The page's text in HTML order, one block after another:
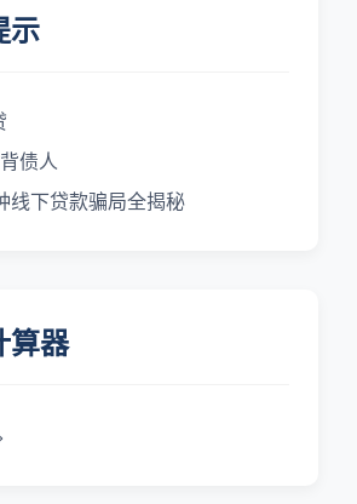
示
债人
线下贷款骗局全揭秘
算器